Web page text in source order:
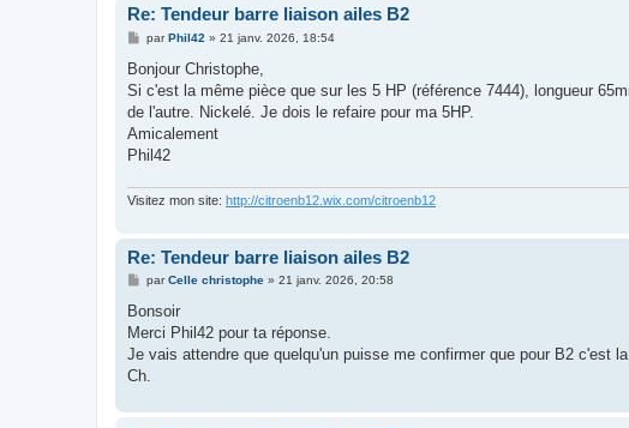
Re: Tendeur barre liaison ailes B2
M
s
a
g
parPhil42 » 21 janv. 2026, 18:54
Bonjour Christophe,
Si c'est la même pièce que sur les 5 HP (référence 7444), longueur
de l'autre. Nickelé. Je dois le refaire pour ma 5HP.
Amicalement
Phil42
Visitez mon site: http://citroenb12.wix.com/citroenb12
Re: Tendeur barre liaison ailes B2
M
s
a
g
parCelle christophe» 21 janv. 2026, 20:58
Bonsoir
Merci Phil42 pour ta réponse.
Je vais attendre que quelqu'un puisse me confirmer que pour B2 c'est
Ch.